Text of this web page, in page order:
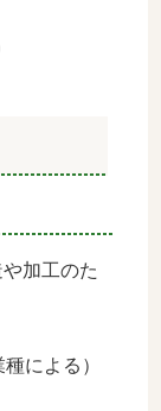
加工のた
による）